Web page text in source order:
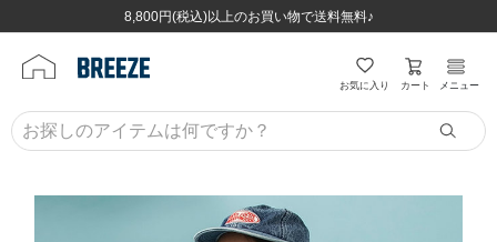
8,800円(税込)以上のお買い物で送料無料♪
ほぼ全品半額！！8/12(水)お昼12:59まで！！
8,800円(税込)以上のお買い物で送料無料♪
ほぼ全品半額！！8/12(水)お昼12:59まで！！
お気に入り カート メニュー